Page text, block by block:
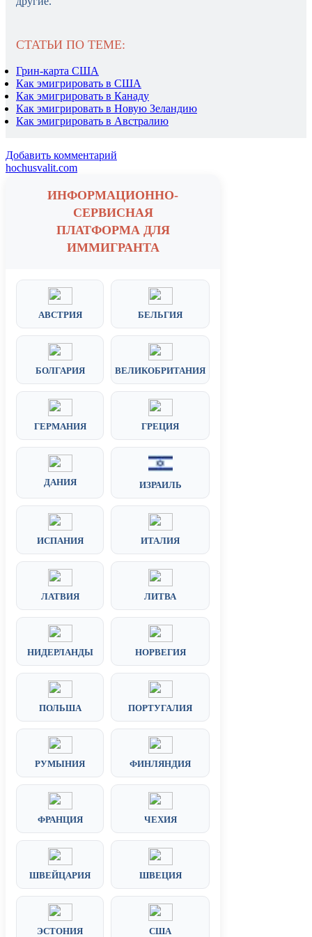
СТАТЬИ ПО ТЕМЕ:
Грин-карта США
Как эмигрировать в США
Как эмигрировать в Канаду
Как эмигрировать в Новую Зеландию
Как эмигрировать в Австралию
Добавить комментарий
hochusvalit.com
ИНФОРМАЦИОННО-
СЕРВИСНАЯ
ПЛАТФОРМА ДЛЯ
ИММИГРАНТА
АВСТРИЯ БЕЛЬГИЯ
БОЛГАРИЯ ВЕЛИКОБРИТАНИЯ
ГЕРМАНИЯ ГРЕЦИЯ
ДАНИЯ ИЗРАИЛЬ
ИСПАНИЯ ИТАЛИЯ
ЛАТВИЯ ЛИТВА
НИДЕРЛАНДЫ НОРВЕГИЯ
ПОЛЬША ПОРТУГАЛИЯ
РУМЫНИЯ ФИНЛЯНДИЯ
ФРАНЦИЯ ЧЕХИЯ
ШВЕЙЦАРИЯ ШВЕЦИЯ
ЭСТОНИЯ США